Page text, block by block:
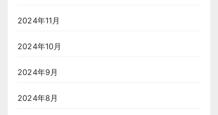
2024年11月
2024年10月
2024年9月
2024年8月